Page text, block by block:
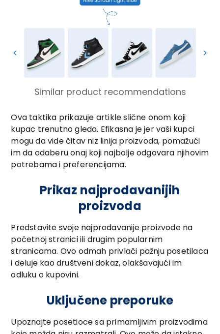
Similar product recommendations
Ova taktika prikazuje artikle slične onom koji
kupac trenutno gleda. Efikasna je jer vaši kupci
mogu da vide čitav niz linija proizvoda, pomažući
im da odaberu onaj koji najbolje odgovara njihovim
potrebama i preferencijama.
Prikaz najprodavanijih
proizvoda
Predstavite svoje najprodavanije proizvode na
početnoj stranici ili drugim popularnim
stranicama. Ovo odmah privlači pažnju posetilaca
i deluje kao društveni dokaz, olakšavajući im
odluku o kupovini.
Uključene preporuke
Upoznajte posetioce sa primamljivim proizvodima